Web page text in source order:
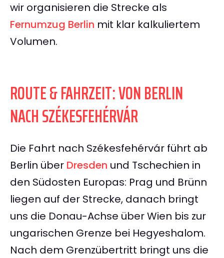
wir organisieren die Strecke als
Fernumzug Berlin mit klar kalkuliertem
Volumen.
ROUTE & FAHRZEIT: VON BERLIN
NACH SZÉKESFEHÉRVÁR
Die Fahrt nach Székesfehérvár führt ab
Berlin über Dresden und Tschechien in
den Südosten Europas: Prag und Brünn
liegen auf der Strecke, danach bringt
uns die Donau-Achse über Wien bis zur
ungarischen Grenze bei Hegyeshalom.
Nach dem Grenzübertritt bringt uns die